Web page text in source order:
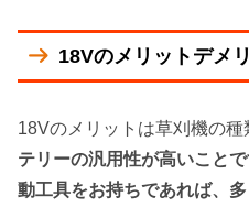
18Vのメリットデメ
18Vのメリットは草刈機の種
テリーの汎用性が高いこと
動工具をお持ちであれば、